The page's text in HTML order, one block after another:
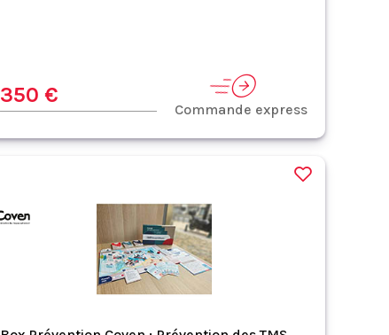
350 €
Commande express